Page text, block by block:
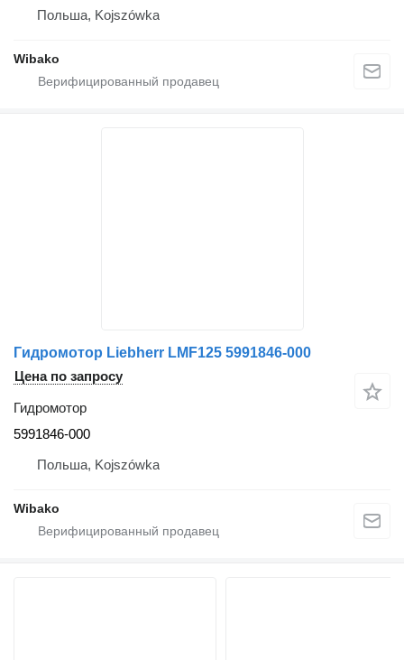
Польша, Kojszówka
Wibako
Гидромотор Liebherr LMF125 5991846-000
Цена по запросу
Гидромотор
5991846-000
Польша, Kojszówka
Wibako